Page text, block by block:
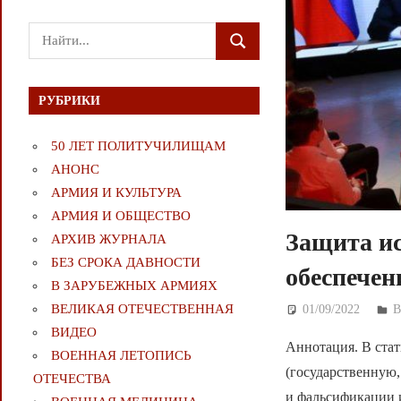
Защита
01/09/2022
Аннотация. В
и фальсификации
Поиск
для:
ПОИСК
РУБРИКИ
50 ЛЕТ ПОЛИТУЧИЛИЩАМ
АНОНС
АРМИЯ И КУЛЬТУРА
АРМИЯ И ОБЩЕСТВО
АРХИВ ЖУРНАЛА
БЕЗ СРОКА ДАВНОСТИ
В ЗАРУБЕЖНЫХ АРМИЯХ
ВЕЛИКАЯ ОТЕЧЕСТВЕННАЯ
ВИДЕО
ВОЕННАЯ ЛЕТОПИСЬ
ОТЕЧЕСТВА